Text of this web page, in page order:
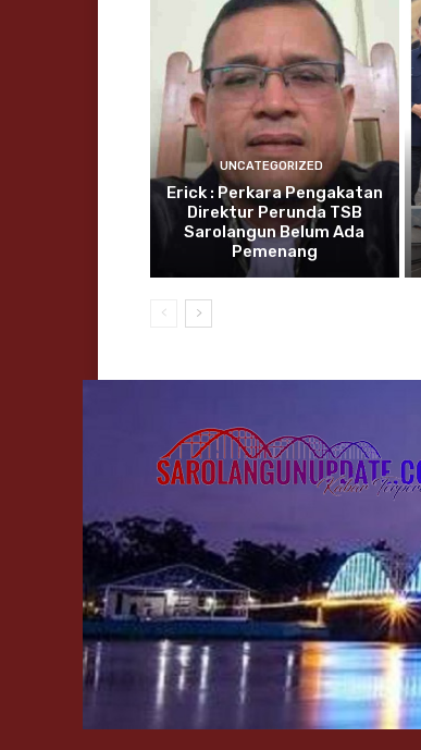
UNCATEGORIZED
Erick : Perkara Pengakatan
Direktur Perunda TSB
Sarolangun Belum Ada
Pemenang